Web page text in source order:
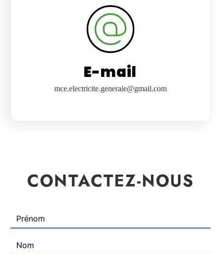
E-mail
mce.electricite.generale@gmail.com
CONTACTEZ-NOUS